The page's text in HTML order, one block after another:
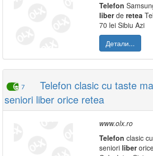
Telefon
liberde retea
70 lei Sibiu Azi
Детали...
7
Telefon clasic cu taste
seniori liber orice retea
www.olx.ro
Telefon clasic cu
seniori liber